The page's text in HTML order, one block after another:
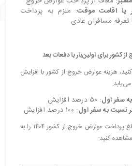
یا اقامت موقت: ملزم به پرداخت
مسافران عادی
کشور برای اولین‌بار با دفعات بعد
هزینه عوارض خروج از کشور با افزایش
سفر اول: ۵۰ درصد افزایش
نسبت به سفر اول: ۱۰۰ درصد افزایش
در جدول زیر می‌توانید مبلغ پرداخت عوارض خروج از کشور ۱۴۰۴ را به
کنید: